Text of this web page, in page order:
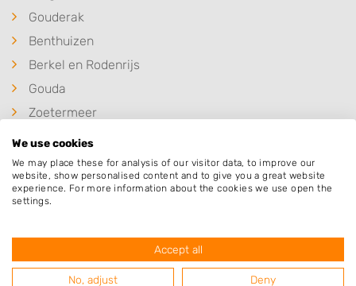
Gouderak
Benthuizen
Berkel en Rodenrijs
Gouda
Zoetermeer
Boskoop
Klussen en Loonbedrijf Jaco du..
We use cookies
We may place these for analysis of our visitor data, to improve our
website, show personalised content and to give you a great website
experience. For more information about the cookies we use open the
settings.
Accept all
No, adjust Deny